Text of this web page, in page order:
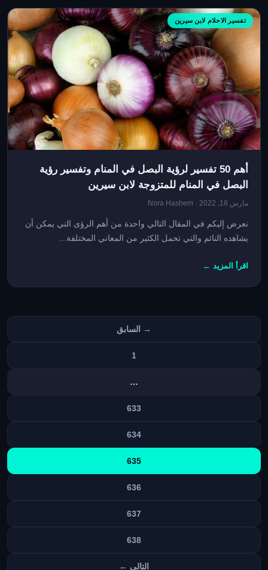
تفسير الاحلام لابن سيرين
أهم 50 تفسير لرؤية البصل في المنام وتفسير رؤية
البصل في المنام للمتزوجة لابن سيرين
مارس 18, 2022 · Nora Hashem
نعرض إليكم في المقال التالي واحدة من أهم الرؤى التي يمكن أن
يشاهده النائم والتي تحمل الكثير من المعاني المختلفة...
اقرأ المزيد ←
تعدد
صفحات
→ السابق
1
…
633
634
635
636
637
638
التالي ←